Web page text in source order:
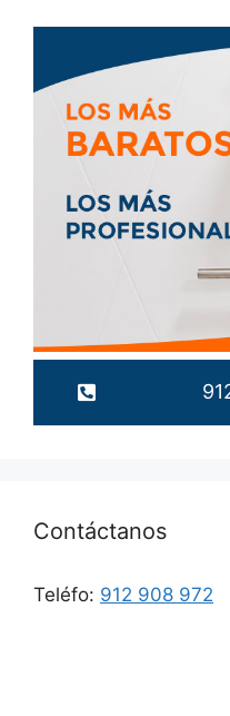
Contáctanos
Teléfo: 912 908 972